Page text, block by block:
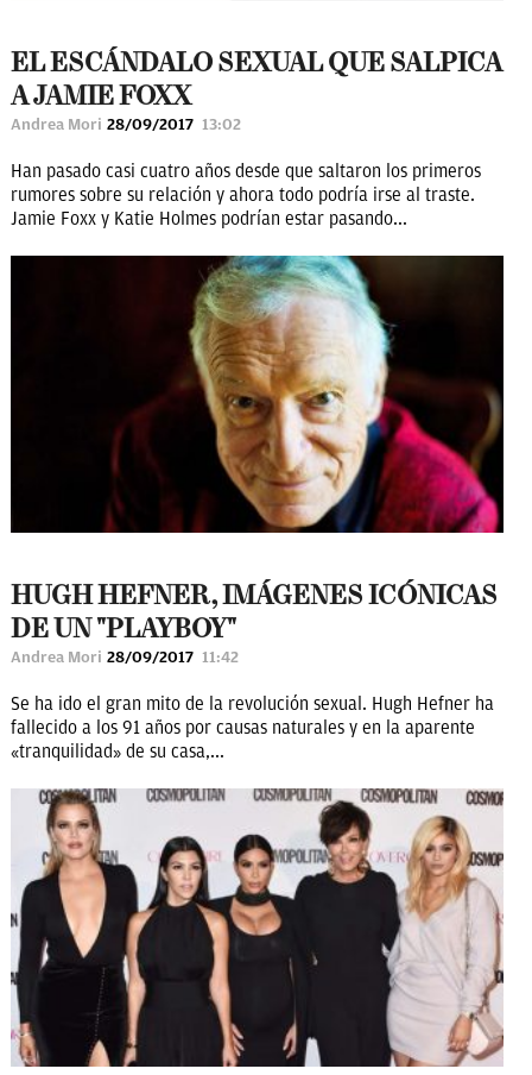
EL ESCÁNDALO SEXUAL QUE SALPICA
A JAMIE FOXX
Andrea Mori 28/09/2017 13:02
Han pasado casi cuatro años desde que saltaron los primeros
rumores sobre su relación y ahora todo podría irse al traste.
Jamie Foxx y Katie Holmes podrían estar pasando...
HUGH HEFNER, IMÁGENES ICÓNICAS
DE UN "PLAYBOY"
Andrea Mori 28/09/2017 11:42
Se ha ido el gran mito de la revolución sexual. Hugh Hefner ha
fallecido a los 91 años por causas naturales y en la aparente
«tranquilidad» de su casa,...